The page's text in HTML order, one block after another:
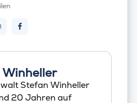
Stefan Winheller
20 Jahren auf